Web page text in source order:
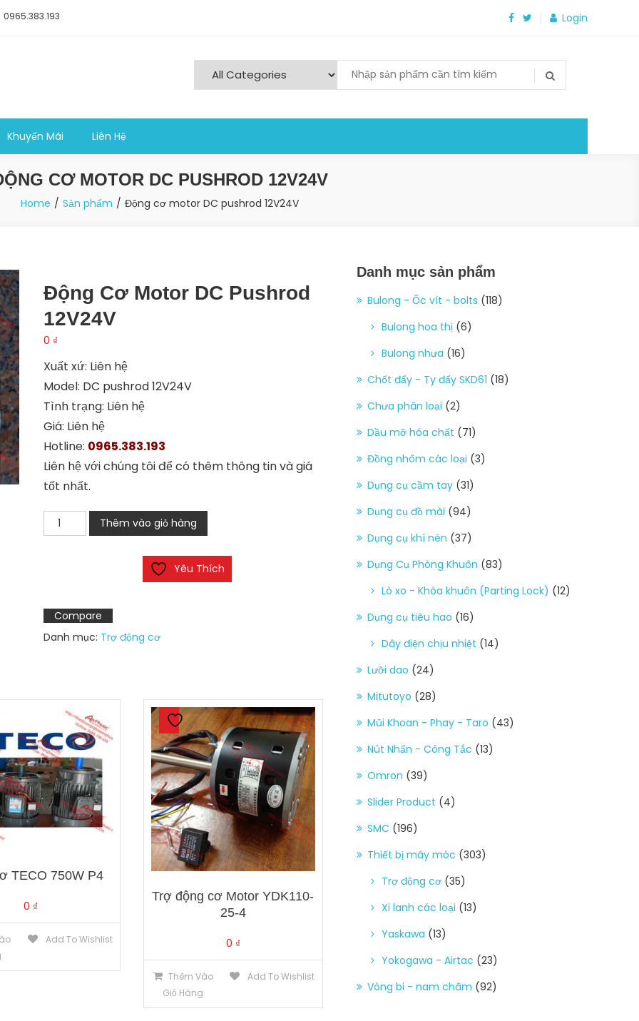
0965.383.193 Login
Khuyến Mãi Liên Hệ
CƠ MOTOR DC PUSHROD 12V24V
Home Sản phẩm Động cơ motor DC pushrod 12V24V
Động Cơ Motor DC Pushrod
12V24V
0 ₫
Xuất xứ: Liên hệ
Model: DC pushrod 12V24V
Tình trạng: Liên hệ
Giá: Liên hệ
Hotline: 0965.383.193
Liên hệ với chúng tôi để có thêm thông tin và giá
tốt nhất.
Động
cơ
12V24V
số
lượng
Thêm vào giỏ hàng
Yêu Thích
Compare
Danh mục: Trợ động cơ
TECO 750W P4
0 ₫
Add To Wishlist
Trợ động cơ Motor YDK110-
25-4
0 ₫
Thêm Vào
Giỏ Hàng
Add To Wishlist
Danh mục sản phẩm
Bulong - Ốc vít - bolts (118)
Bulong hoa thị (6)
Bulong nhựa (16)
Chốt đẩy - Ty đẩy SKD61 (18)
Chưa phân loại (2)
Dầu mỡ hóa chất (71)
Đồng nhôm các loại (3)
Dụng cụ cầm tay (31)
Dụng cụ đồ mài (94)
Dụng cụ khí nén (37)
Dụng Cụ Phòng Khuôn (83)
Lò xo - Khóa khuôn (Parting Lock) (12)
Dụng cụ tiêu hao (16)
Dây điện chịu nhiệt (14)
Lưỡi dao (24)
Mitutoyo (28)
Mũi Khoan - Phay - Taro (43)
Nút Nhấn - Công Tắc (13)
Omron (39)
Slider Product (4)
SMC (196)
Thiết bị máy móc (303)
Trợ động cơ (35)
Xi lanh các loại (13)
Yaskawa (13)
Yokogawa - Airtac (23)
Vòng bi - nam châm (92)